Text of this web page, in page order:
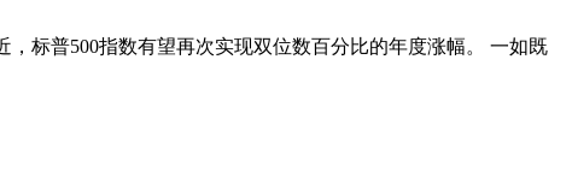
标普500指数有望再次实现双位数百分比的年度涨幅。 一如既